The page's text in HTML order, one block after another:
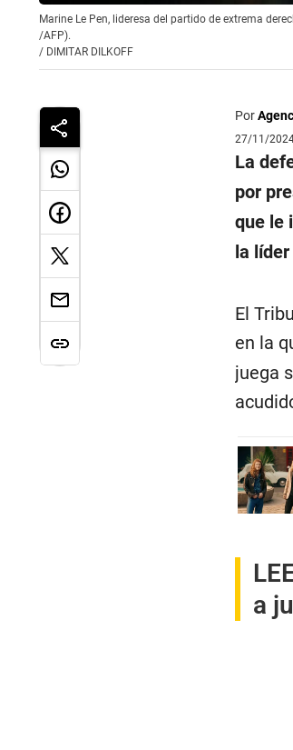
Marine Le Pen, lideresa del partido de extrema
/AFP).
/ DIMITAR DILKOFF
Por
27/11/
La
por
que le
la
El
en la
juega
a